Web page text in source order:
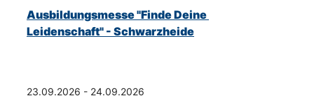
Ausbildungsmesse "Finde Deine
Leidenschaft" - Schwarzheide
23.09.2026 - 24.09.2026